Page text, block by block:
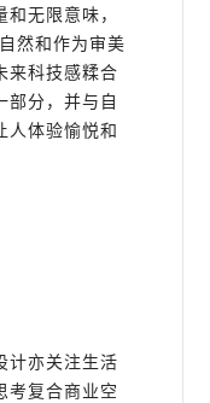
无限意味，
然和作为审美
来科技感糅合
部分，并与自
人体验愉悦和
计亦关注生活
考复合商业空